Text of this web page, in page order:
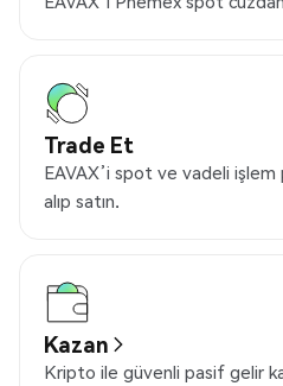
Trade Et
EAVAX’i spot ve vadeli işlem
alıp satın.
Kazan
Kripto ile güvenli pasif gelir